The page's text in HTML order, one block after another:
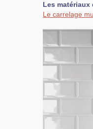
Les matériaux
Le carrelage